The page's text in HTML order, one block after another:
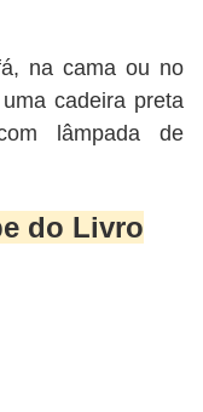
na cama ou no
cadeira preta
lâmpada de
do Livro